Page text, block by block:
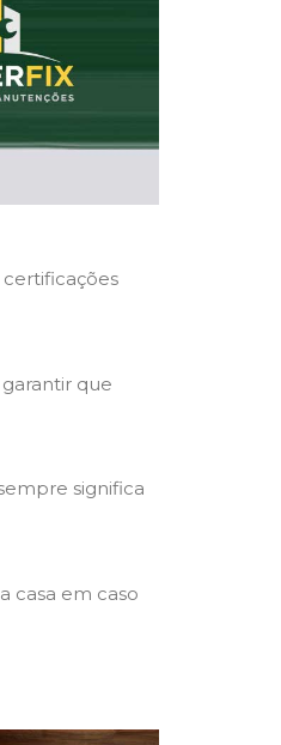
que
significa
casa em caso